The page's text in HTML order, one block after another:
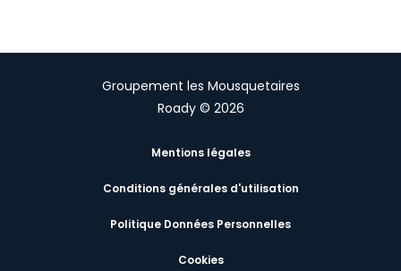
Groupement les Mousquetaires
Roady © 2026
Mentions légales
Conditions générales d'utilisation
Politique Données Personnelles
Cookies